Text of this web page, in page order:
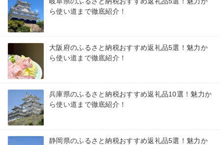
ら使い道まで徹底紹介！
大阪府のふるさと納税おすすめ返礼品5選！魅力か
ら使い道まで徹底紹介！
兵庫県のふるさと納税おすすめ返礼品10選！魅力か
ら使い道まで徹底紹介！
静岡県のふるさと納税おすすめ返礼品5選！魅力か